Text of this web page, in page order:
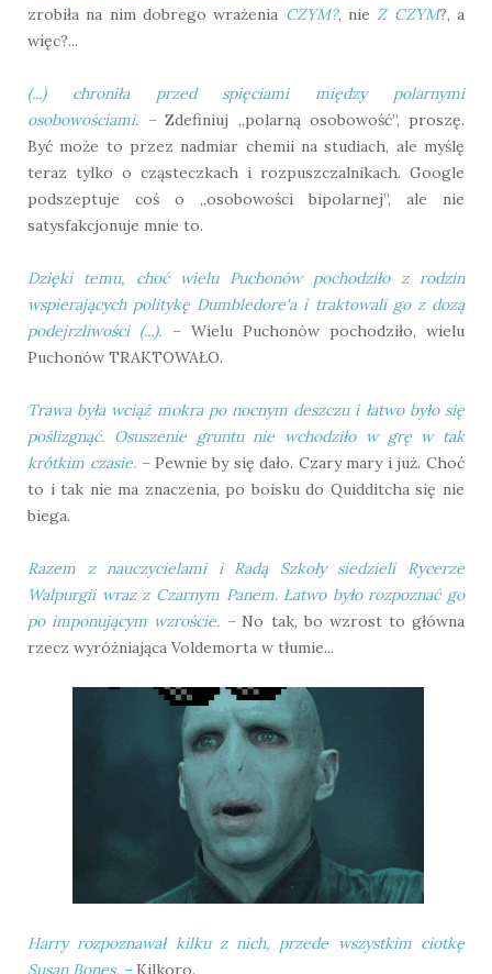
zrobiła na nim dobrego wrażenia CZYM?, nieZ CZYM?, a
więc?...
(...) chroniła przed spięciami między polarnymi
osobowościami. –Zdefiniuj „polarną osobowość”, proszę.
Być może to przez nadmiar chemii na studiach, ale myślę
teraz tylko o cząsteczkach i rozpuszczalnikach. Google
podszeptuje coś o „osobowości bipolarnej”, ale nie
satysfakcjonuje mnie to.
Dzięki temu, choć wielu Puchonów pochodziło z rodzin
wspierających politykę Dumbledore'a i traktowali go z dozą
podejrzliwości (...).
–Wielu Puchonów pochodziło, wielu
Puchonów TRAKTOWAŁO.
Trawa była wciąż mokra po nocnym deszczu i łatwo było się
poślizgnąć. Osuszenie gruntu nie wchodziło w grę w tak
krótkim czasie. – Pewnie by się dało. Czary mary i już. Choć
to i tak nie ma znaczenia, po boisku do Quidditcha się nie
biega.
Razem z nauczycielami i Radą Szkoły siedzieli Rycerze
Walpurgii wraz z Czarnym Panem. Łatwo było rozpoznać go
po imponującym wzroście. –No tak, bo wzrost to główna
rzecz wyróżniająca Voldemorta w tłumie...
Harry rozpoznawał kilku z nich, przede wszystkim ciotkę
Susan Bones. –Kilkoro.